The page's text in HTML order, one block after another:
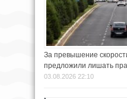
За превышение
предложили лишать
03.08.2026 22:10